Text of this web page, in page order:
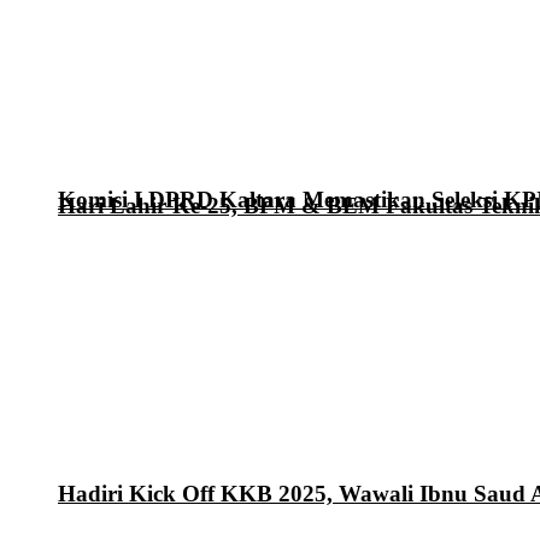
Hari Lahir Ke-25, BPM & BEM Fakultas
Komisi I DPRD Kaltara Memastikan Seleksi
Hadiri Kick Off KKB 2025, Wawali Ibnu Saud